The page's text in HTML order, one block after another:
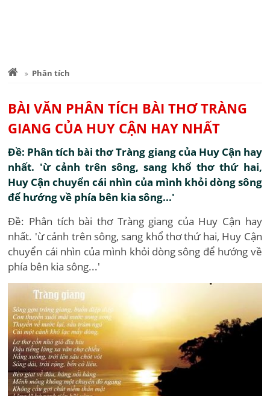
Phân tích
BÀI VĂN PHÂN TÍCH BÀI THƠ TRÀNG
GIANG CỦA HUY CẬN HAY NHẤT
Đề: Phân tích bài thơ Tràng giang của Huy Cận hay
nhất. 'ừ cảnh trên sông, sang khổ thơ thứ hai,
Huy Cận chuyển cái nhìn của mình khỏi dòng sông
để hướng về phía bên kia sông...'
Đề: Phân tích bài thơ Tràng giang của Huy Cận hay
nhất. 'ừ cảnh trên sông, sang khổ thơ thứ hai, Huy Cận
chuyển cái nhìn của mình khỏi dòng sông để hướng về
phía bên kia sông...'